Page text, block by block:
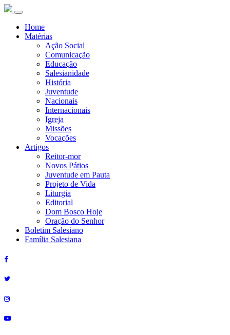
Home
Matérias
Ação Social
Comunicação
Educação
Salesianidade
História
Juventude
Nacionais
Internacionais
Igreja
Missões
Vocações
Artigos
Reitor-mor
Novos Pátios
Juventude em Pauta
Projeto de Vida
Liturgia
Editorial
Dom Bosco Hoje
Oração do Senhor
Boletim Salesiano
Família Salesiana